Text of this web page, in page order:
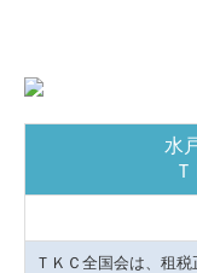
水
ＴＫＣ全国会は、租